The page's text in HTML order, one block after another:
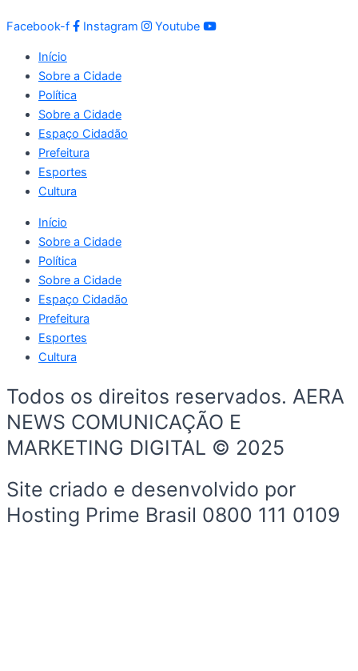
Facebook-f Instagram Youtube
Início
Sobre a Cidade
Política
Sobre a Cidade
Espaço Cidadão
Prefeitura
Esportes
Cultura
Início
Sobre a Cidade
Política
Sobre a Cidade
Espaço Cidadão
Prefeitura
Esportes
Cultura
Todos os direitos reservados. AERA
NEWS COMUNICAÇÃO E
MARKETING DIGITAL © 2025
Site criado e desenvolvido por
Hosting Prime Brasil 0800 111 0109